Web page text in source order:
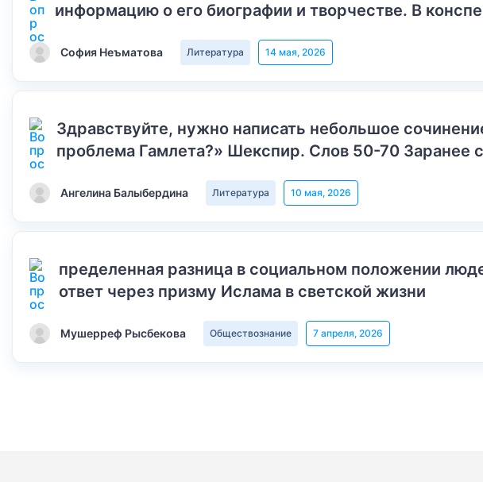
информацию о его биографии и творчестве. В
София Неъматова Литература 14 мая, 2026
Здравствуйте, нужно написать небольшое
проблема Гамлета?» Шекспир. Слов 50-70 Заранее
Ангелина Балыбердина Литература 10 мая, 2026
пределенная разница в социальном положении
ответ через призму Ислама в светской жизни
Мушерреф Рысбекова Обществознание 7 апреля, 2026